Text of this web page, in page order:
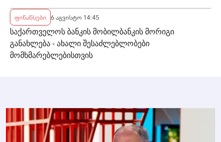
ფინანსები 6 აგვისტო 14:45
საქართველოს ბანკის მობილბანკის მორიგი
განახლება - ახალი შესაძლებლობები
მომხმარებლებისთვის